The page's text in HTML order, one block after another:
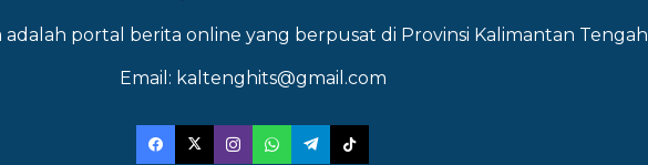
adalah portal berita online yang berpusat di Provinsi Kalimantan Tengah
Email: kaltenghits@gmail.com